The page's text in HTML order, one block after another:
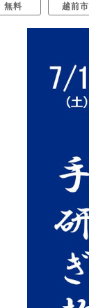
無料 越前市